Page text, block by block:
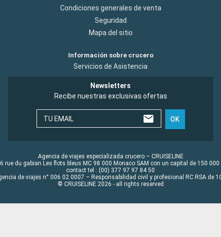
Condiciones generales de venta
Seguridad
Mapa del sitio
Información sobre crucero
Servicios de Asistencia
Newsletters
Recibe nuestras exclusivas ofertas
TU EMAIL OK
Agencia de viajes especializada crucero – CRUISELINE
rue du gabian Les flots bleus MC 98 000 Monaco SAM con un capital de 150 000
contact tel : (00) 377 97 97 84 50
de viajes n° 006 02 0007 – Responsabilidad civil y profesional RC RSA de
© CRUISELINE 2026 - all rights reserved